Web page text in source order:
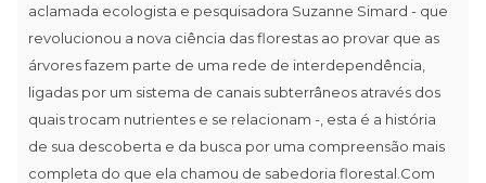
aclamada ecologista e pesquisadora Suzanne Simard - que
revolucionou a nova ciência das florestas ao provar que as
árvores fazem parte de uma rede de interdependência,
ligadas por um sistema de canais subterrâneos através dos
quais trocam nutrientes e se relacionam -, esta é a história
de sua descoberta e da busca por uma compreensão mais
completa do que ela chamou de sabedoria florestal.Com